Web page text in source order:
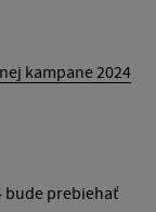
kampane 2024
bude prebiehať